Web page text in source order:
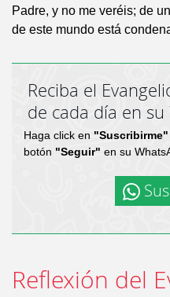
Padre, y no me veréis; de
de este mundo está
Reciba el
de cada día en su
Haga click en "Suscribirme"
botón "Seguir" en su
Reflexión del